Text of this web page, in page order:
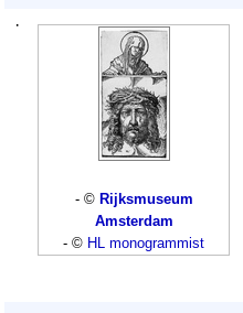
·
- © Rijksmuseum
Amsterdam
- © HL monogrammist